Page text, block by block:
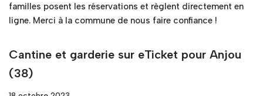
familles posent les réservations et règlent directement en
ligne. Merci à la commune de nous faire confiance !
Cantine et garderie sur eTicket pour Anjou
(38)